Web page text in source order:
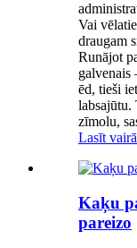
Vai
draugam
Runājot
ēd, tieši
labsajūtu.
zīmolu,
Lasīt
Kaķu
pareizo